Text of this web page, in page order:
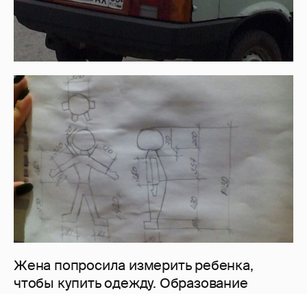
Жена попросила измерить ребенка,
чтобы купить одежду. Образование